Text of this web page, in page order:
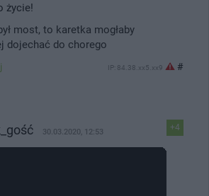
życie!
most, to karetka mogłaby
dojechać do chorego
IP: 84.38.xx5.xx9 #
+4
30.03.2020, 12:53